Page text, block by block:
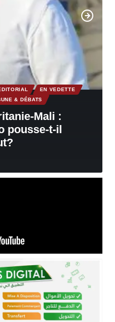
EN VEDETTE
& DÉBATS
Mali :
pousse-t-il